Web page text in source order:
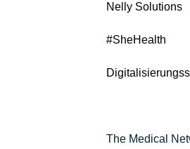
Nelly Solutions
#SheHealth
The Medical